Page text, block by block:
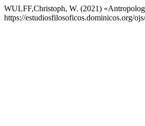
WULFF,Christoph, W. (2021)
https://estudiosfilosoficos.dominicos.org/